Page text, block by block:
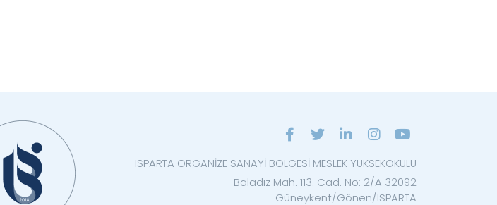
ISPARTA ORGANİZE SANAYİ BÖLGESİ MESLEK YÜKSEKOKULU
Baladız Mah. 113. Cad. No: 2/A 32092
Güneykent/Gönen/ISPARTA